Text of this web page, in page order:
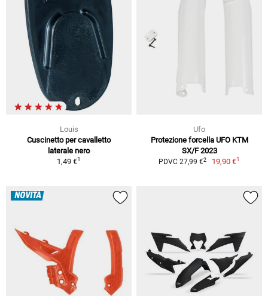
Louis
Cuscinetto per cavalletto
laterale nero
1,49 €1
Ufo
Protezione forcella UFO KTM
SX/F 2023
PDVC 27,99 €2 19,90 €1
NOVITÀ